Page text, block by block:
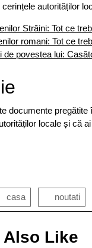
autorităților
Străini: Tot ce
romani: Tot ce
de povestea lui:
documente
locale și că
post:
casa noutati
Also Like